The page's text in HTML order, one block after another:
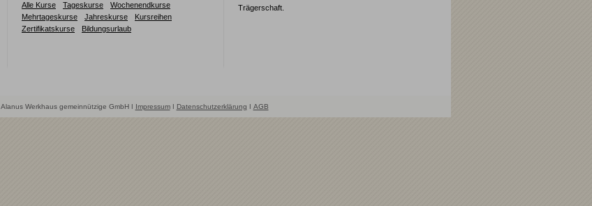
Alle Kurse Tageskurse
Wochenendkurse
Mehrtageskurse
Jahreskurse
Kursreihen
Zertifikatskurse
Bildungsurlaub
Trägerschaft.
Werkhaus gemeinnützige GmbH ǀ Impressumǀ Datenschutzerklärung ǀ AGB